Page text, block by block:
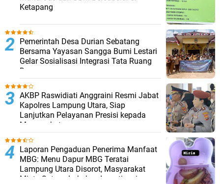
Ketapang
Pemerintah Desa Durian Sebatang
Bersama Yayasan Sangga Bumi Lestari
Gelar Sosialisasi Integrasi Tata Ruang
Desa
AKBP Raswidiati Anggraini Resmi Jabat
Kapolres Lampung Utara, Siap
Lanjutkan Pelayanan Presisi kepada
Masyarakat
Laporan Pengaduan Penerima Manfaat
MBG: Menu Dapur MBG Teratai
Lampung Utara Disorot, Masyarakat
Minta Satgas Lakukan Investigasi